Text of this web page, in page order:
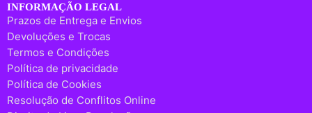
INFORMAÇÃO LEGAL
Prazos de Entrega e Envios
Devoluções e Trocas
Termos e Condições
Política de privacidade
Política de Cookies
Resolução de Conflitos Online